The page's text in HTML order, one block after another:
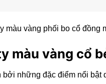
màu vàng phối bo cổ đồng
màu vàng cổ
những đặc điểm nổi bật